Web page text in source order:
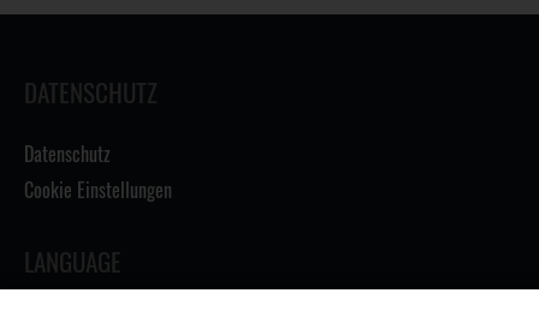
DATENSCHUTZ
Datenschutz
Cookie Einstellungen
LANGUAGE